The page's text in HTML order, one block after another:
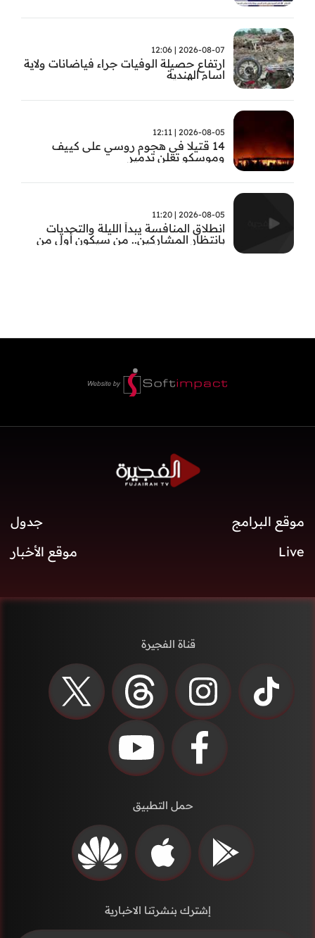
2026-08-07 | 12:06
ارتفاع حصيلة الوفيات جراء فياضانات ولاية
اسام الهندية
2026-08-05 | 12:11
14 قتيلا في هجوم روسي على كييف
وموسكو تعلن تدمير
2026-08-05 | 11:20
انطلاق المنافسة يبدأ الليلة والتحديات
بانتظار المشاركين.. من سيكون أول من
موقع البرامج
جدول
Live
موقع الأخبار
قناة الفجيرة
حمل التطبيق
إشترك بنشرتنا الاخبارية